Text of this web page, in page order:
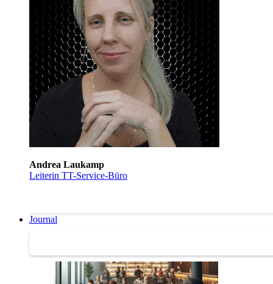
Andrea Laukamp
Leiterin TT-Service-Büro
Journal